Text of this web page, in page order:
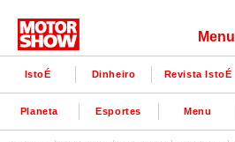
Menu
IstoÉ Dinheiro Revista IstoÉ
Planeta Esportes Menu